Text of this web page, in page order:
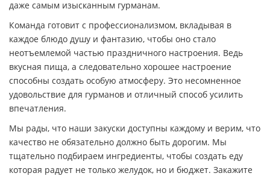
даже самым изысканным гурманам.
Команда готовит с профессионализмом, вкладывая в
каждое блюдо душу и фантазию, чтобы оно стало
неотъемлемой частью праздничного настроения. Ведь
вкусная пища, а следовательно хорошее настроение
способны создать особую атмосферу. Это несомненное
удовольствие для гурманов и отличный способ усилить
впечатления.
Мы рады, что наши закуски доступны каждому и верим, что
качество не обязательно должно быть дорогим. Мы
тщательно подбираем ингредиенты, чтобы создать еду
которая радует не только желудок, но и бюджет. Закажите